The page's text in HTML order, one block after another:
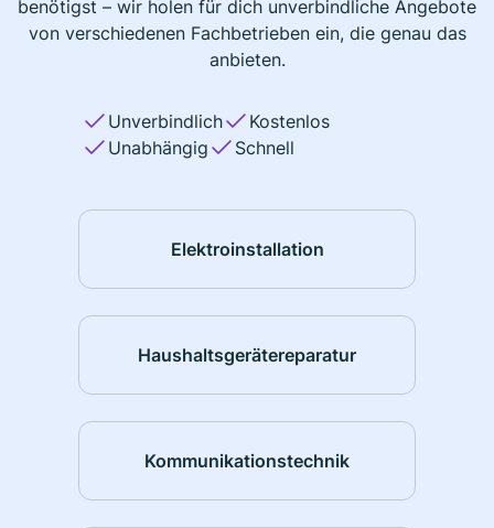
benötigst – wir holen für dich unverbindliche Angebote
von verschiedenen Fachbetrieben ein, die genau das
anbieten.
Unverbindlich
Kostenlos
Unabhängig
Schnell
Elektroinstallation
Haushaltsgerätereparatur
Kommunikationstechnik